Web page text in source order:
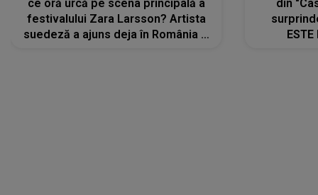
ce oră urcă pe scena principală a
festivalului Zara Larsson? Artista
suedeză a ajuns deja în România și
din